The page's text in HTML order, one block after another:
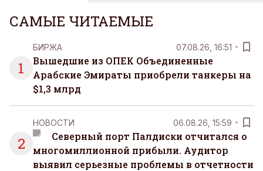
САМЫЕ ЧИТАЕМЫЕ
1
БИРЖА 07.08.26, 16:51
Вышедшие из ОПЕК Объединенные
Арабские Эмираты приобрели танкеры на
$1,3 млрд
2
НОВОСТИ 06.08.26, 15:59
Северный порт Палдиски отчитался о
многомиллионной прибыли. Аудитор
выявил серьезные проблемы в отчетности